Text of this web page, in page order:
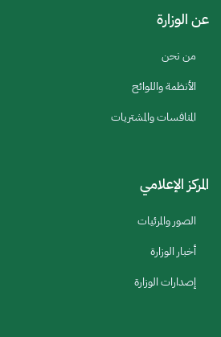
عن الوزارة
من نحن
الأنظمة واللوائح
المنافسات والمشتريات
المركز الإعلامي
الصور والمرئيات
أخبار الوزارة
إصدارات الوزارة